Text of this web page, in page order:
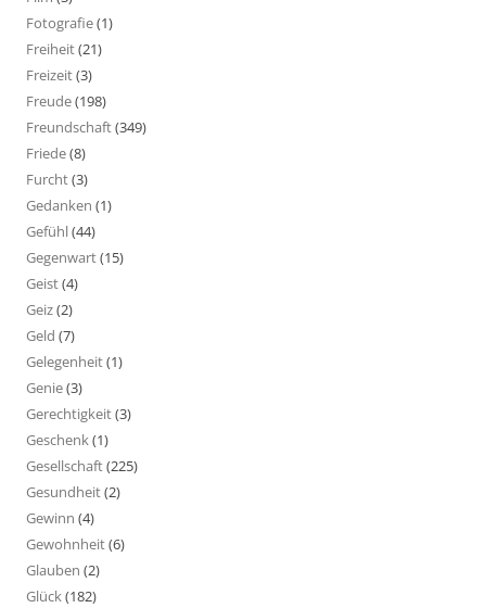
Fotografie(1)
Freiheit(21)
Freizeit(3)
Freude(198)
Freundschaft(349)
Friede(8)
Furcht(3)
Gedanken (1)
Gefühl(44)
Gegenwart(15)
Geist(4)
Geiz(2)
Geld (7)
Gelegenheit(1)
Genie(3)
Gerechtigkeit(3)
Geschenk(1)
Gesellschaft(225)
Gesundheit(2)
Gewinn (4)
Gewohnheit(6)
Glauben (2)
Glück(182)